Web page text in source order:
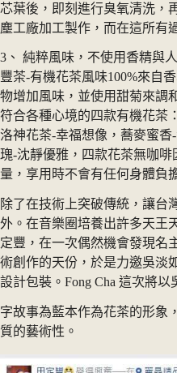
芯葉後，即刻進行臭氧清洗，
塵工廠加工製作，而在這所有
3、 純粹風味，不使用香精與
豐茶-有機花茶風味100%來自
物增加風味，並使用甜菊來調
符合各種心境的四款有機花茶
洛神花茶-幸福想像，蕎麥蜜
瑰-沈靜優雅，四款花茶無咖
量，享用時不會有任何身體負
除了在技術上突破傳統，讓台
外。在音樂圈培養出許多天王
定豐，在一次偶然機會發現名
術創作的天份，於是力邀吳淡
設計包裝。Fong Cha 這次將
字故事為藍本作為花茶的形象
質的藝術性。